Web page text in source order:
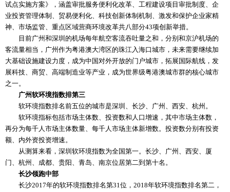
试点实施方案》，涵盖审批服务便利化改革、工程建设项目审批制度、企
业投资管理体制、贸易便利化、科技创新体制机制、激发和保护企业家精
神、市场监管、重点区域营商环境改革共八部分43项创新举措。
目前广州和深圳的机场每年航空客流吞吐量之和，分别和京沪机场的
客流量相当，广州作为粤港澳大湾区的珠江入海口城市，未来需要继续加
大基础设施建设力度，成为中国对外开放的门户城市，拓展国际航线，发
展科技、商贸、高端制造业等产业，成为世界级粤港澳城市群的核心城市
之一。
广州软环境指数排第三
软环境指数排名前五位的城市是深圳、长沙、广州、西安、杭州。
软环境指标包括市场主体数、投资数和人口增速，其中市场主体数，
再分为每千人市场主体数量、每千人市场主体新增数。投资数分别有投资
额、内外资投资增速。
从测算来看，深圳软环境指数为全国第一。长沙、广州、西安、厦
门、杭州、成都、贵阳、青岛、南京位居第二到第十名。
长沙领跑中部
长沙2017年的软环境指数排名第31位，2018年软环境指数排名第二，